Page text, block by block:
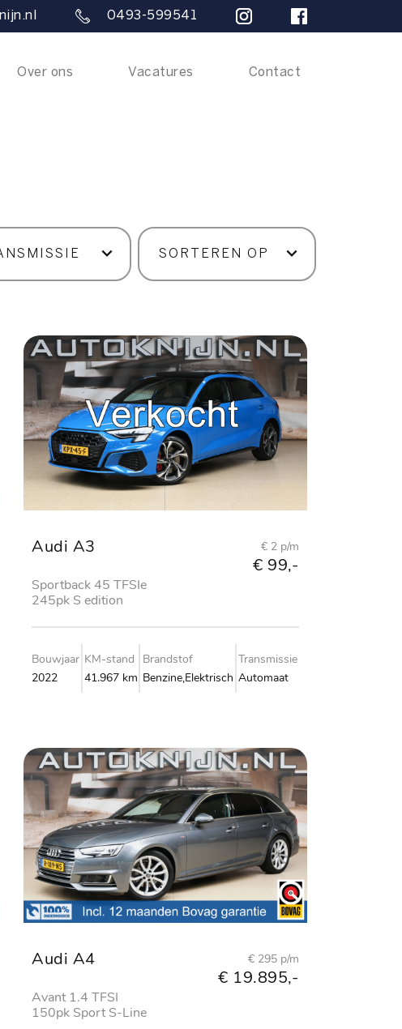
0493-599541
Over ons Vacatures Contact
Audi A3
Sportback 45 TFSIe
245pk S edition
€ 2 p/m
€ 99,-
Bouwjaar
2022
KM-stand
41.967 km
Brandstof
Benzine,Elektrisch
Transmissie
Automaat
Audi A4
Avant 1.4 TFSI
150pk Sport S-Line
€ 295 p/m
€ 19.895,-